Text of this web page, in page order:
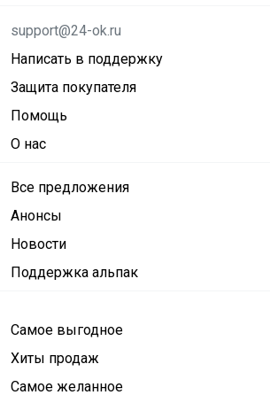
support@24-ok.ru
Написать в поддержку
Защита покупателя
Помощь
О нас
Все предложения
Анонсы
Новости
Поддержка альпак
Самое выгодное
Хиты продаж
Самое желанное